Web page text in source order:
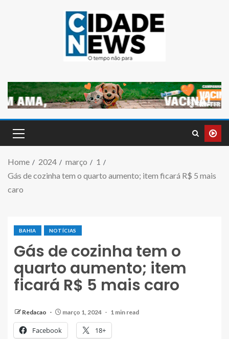
Home 2024 março
1
Gás de cozinha tem o quarto aumento; item ficará R$ 5 mais
caro
BAHIA NOTÍCIAS
Gás de cozinha tem o
quarto aumento; item
ficará R$ 5 mais caro
Redacao março 1, 2024 1 min read
Facebook 18+